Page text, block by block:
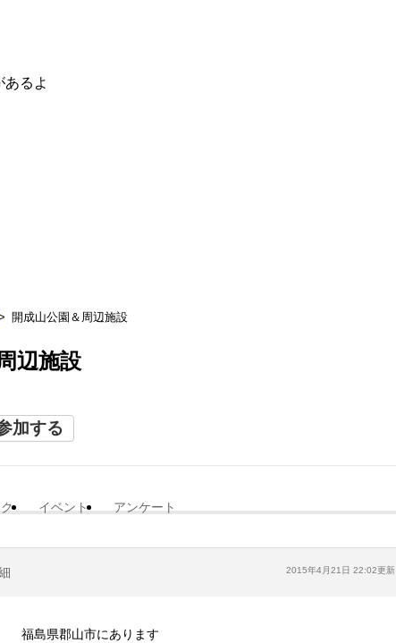
るよ
開成山公園＆周辺施設
辺施設
加する
イベント アンケート
2015年4月21日 22:02更新
福島県郡山市にあります